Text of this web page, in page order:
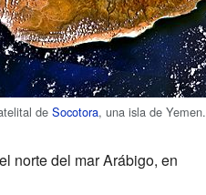
deSocotora, una isla de Yemen.
norte del mar Arábigo, en